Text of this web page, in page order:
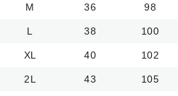
M 36 98
L 38 100
XL 40 102
2L 43 105